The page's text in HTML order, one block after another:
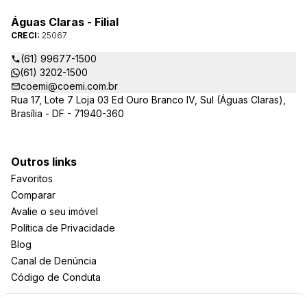
Águas Claras - Filial
CRECI: 25067
(61) 99677-1500
(61) 3202-1500
coemi@coemi.com.br
Rua 17, Lote 7 Loja 03 Ed Ouro Branco IV, Sul (Águas Claras),
Brasília - DF - 71940-360
Outros links
Favoritos
Comparar
Avalie o seu imóvel
Política de Privacidade
Blog
Canal de Denúncia
Código de Conduta